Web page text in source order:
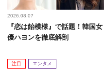
2026.08.07
『恋は飴模様』で話題！韓国女
優ハヨンを徹底解剖
注目 エンタメ